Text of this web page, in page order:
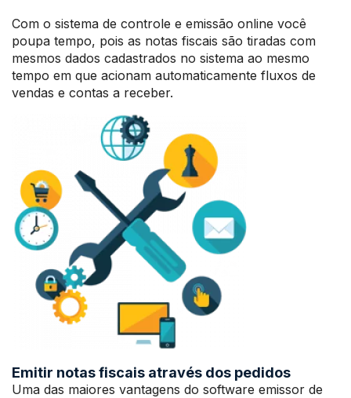
Com o sistema de controle e emissão online você
poupa tempo, pois as notas fiscais são tiradas com
mesmos dados cadastrados no sistema ao mesmo
tempo em que acionam automaticamente fluxos de
vendas e contas a receber.
Emitir notas fiscais através dos pedidos
Uma das maiores vantagens do software emissor de